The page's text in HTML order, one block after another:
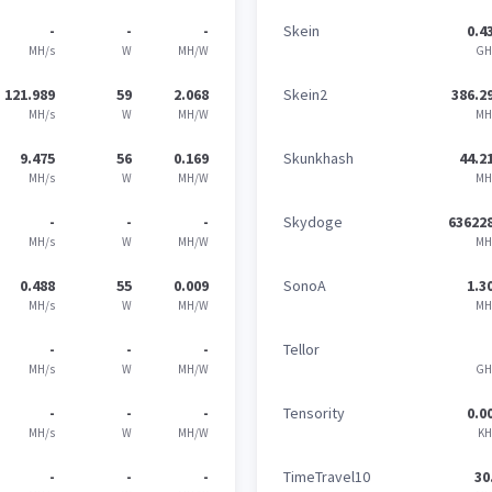
-
MH/s
-
W
-
MH/W
121.989
MH/s
59
W
2.068
MH/W
9.475
MH/s
56
W
0.169
MH/W
-
MH/s
-
W
-
MH/W
0.488
MH/s
55
W
0.009
MH/W
-
MH/s
-
W
-
MH/W
-
MH/s
-
W
-
MH/W
- - -
Skein
Skein2
Skunkhash
Skydoge
SonoA
Tellor
Tensority
TimeTravel10